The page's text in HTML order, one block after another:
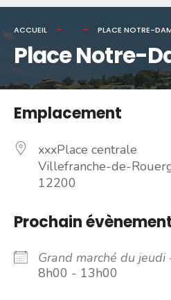
ACCUEIL PLACE NOTRE-
Place Notre-
Emplacement
xxxPlace centrale
Villefranche-de-
12200
Prochain
Grand marché du jeudi
8h00 - 13h00